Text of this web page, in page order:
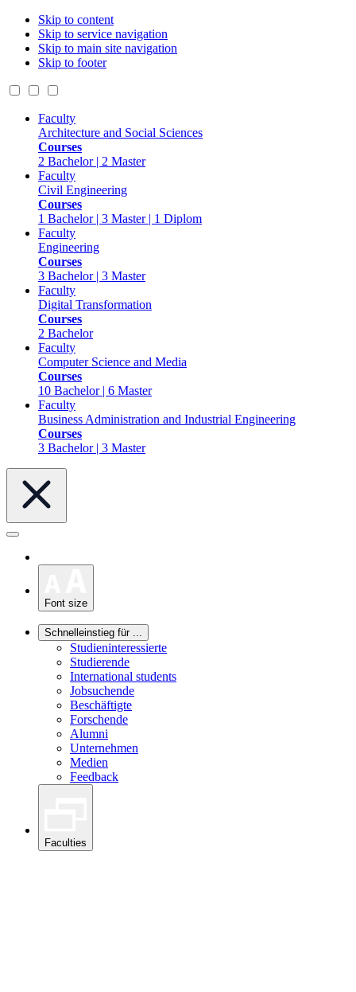
Skip to content
Skip to service navigation
Skip to main site navigation
Skip to footer
Faculty
Architecture and Social Sciences
Courses
2 Bachelor | 2 Master
Faculty
Civil Engineering
Courses
1 Bachelor | 3 Master | 1 Diplom
Faculty
Engineering
Courses
3 Bachelor | 3 Master
Faculty
Digital Transformation
Courses
2 Bachelor
Faculty
Computer Science and Media
Courses
10 Bachelor | 6 Master
Faculty
Business Administration and Industrial Engineering
Courses
3 Bachelor | 3 Master
Font size
Schnelleinstieg für ...
Studieninteressierte
Studierende
International students
Jobsuchende
Beschäftigte
Forschende
Alumni
Unternehmen
Medien
Feedback
Faculties